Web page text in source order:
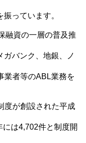
っています。
融資の一層の普及推
バンク、地銀、ノ
業者等のABL業務を
度が創設された平成
は4,702件と制度開